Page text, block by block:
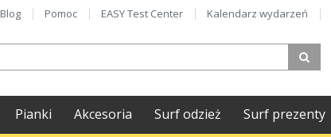
Blog Pomoc EASY Test Center Kalendarz wydarzeń
Pianki Akcesoria Surf odzież Surf prezenty